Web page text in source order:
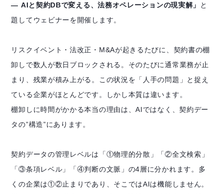
— AIと契約DBで変える、法務オペレーションの現実解」
と
題してウェビナーを開催します。
リスクイベント・法改正・M&Aが起きるたびに、契約書の棚
卸しで数人が数日ブロックされる。そのたびに通常業務が止
まり、残業が積み上がる。この状況を「人手の問題」と捉え
ている企業がほとんどです。しかし本質は違います。
棚卸しに時間がかかる本当の理由は、AIではなく、契約デー
タの”構造”にあります。
契約データの管理レベルは「①物理的分散」「②全文検索」
「③条項レベル」「④判断の文脈」の4層に分かれます。多
くの企業は①②止まりであり、そこではAIは機能しません。